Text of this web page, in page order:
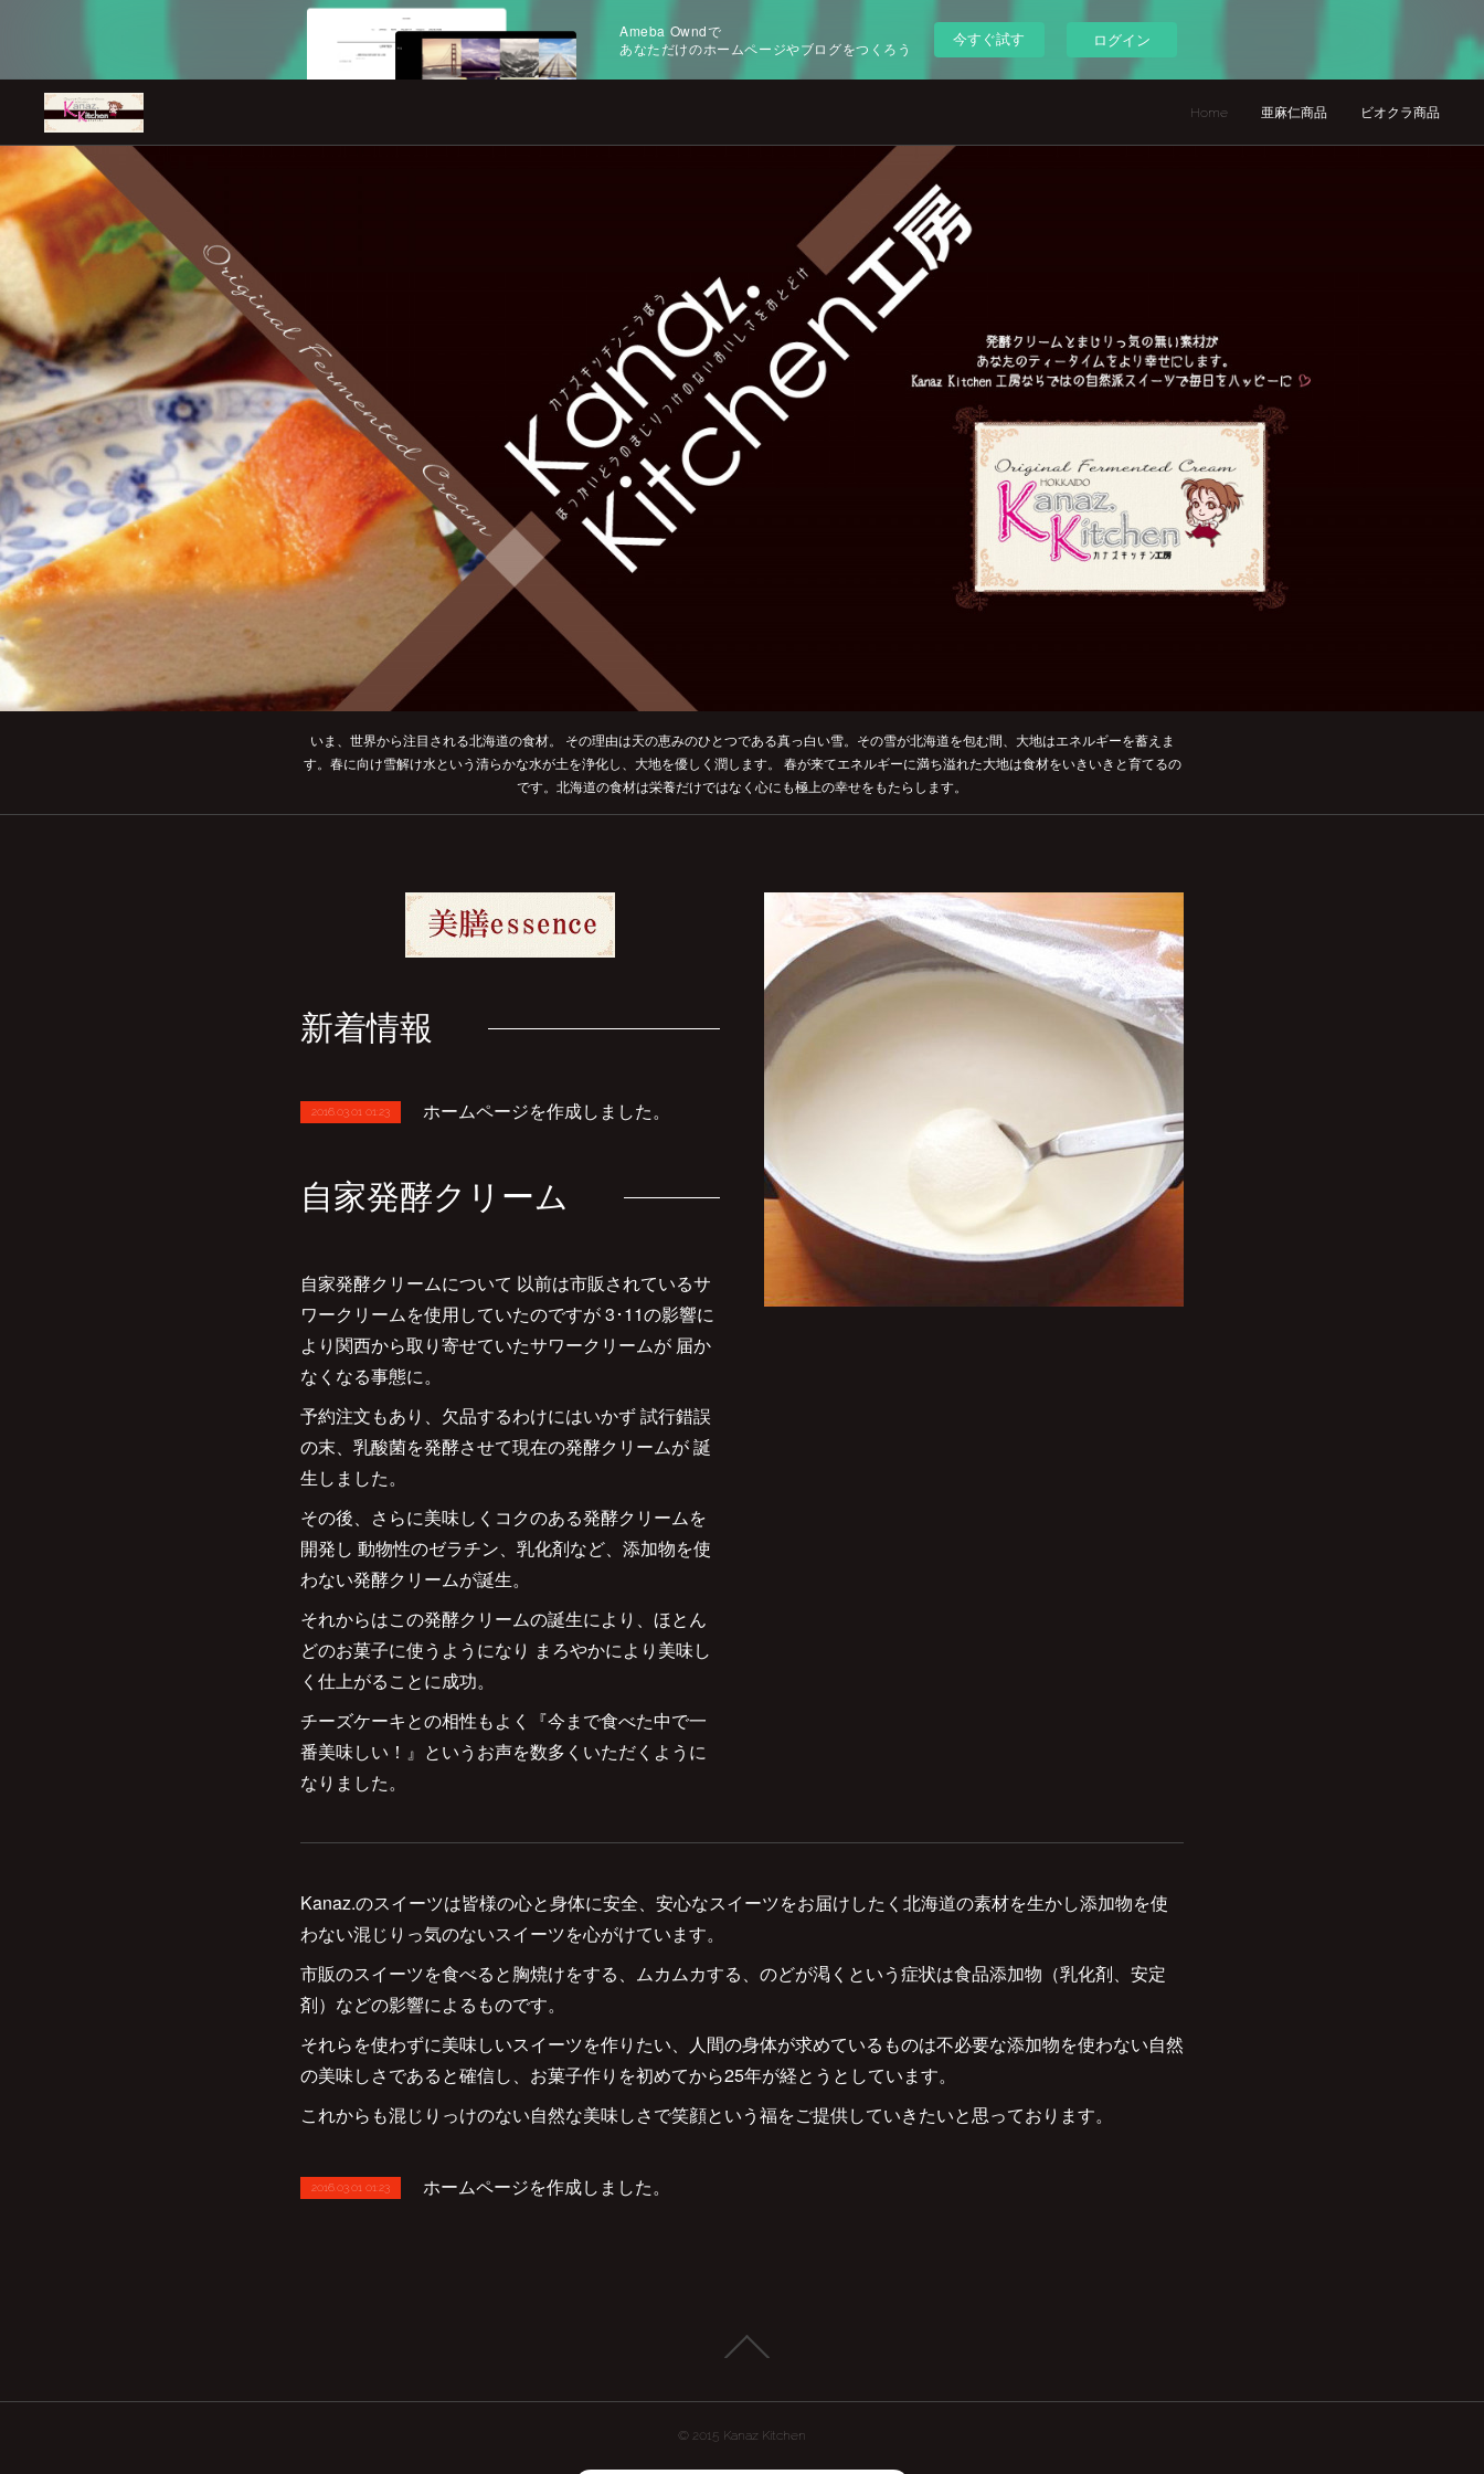
Ameba Owndで
あなただけのホームページやブログをつくろう
今すぐ試す ログイン
Home 亜麻仁商品 ビオクラ商品
いま、世界から注目される北海道の食材。 その理由は天の恵みのひとつである真っ白い雪。その雪が北海道を包む間、大地はエネルギーを蓄えま
す。春に向け雪解け水という清らかな水が土を浄化し、大地を優しく潤します。 春が来てエネルギーに満ち溢れた大地は食材をいきいきと育てるの
です。北海道の食材は栄養だけではなく心にも極上の幸せをもたらします。
新着情報
2016.03.01 01:23 ホームページを作成しました。
自家発酵クリーム
自家発酵クリームについて 以前は市販されているサ
ワークリームを使用していたのですが 3･11の影響に
より関西から取り寄せていたサワークリームが 届か
なくなる事態に。
予約注文もあり、欠品するわけにはいかず 試行錯誤
の末、乳酸菌を発酵させて現在の発酵クリームが 誕
生しました。
その後、さらに美味しくコクのある発酵クリームを
開発し 動物性のゼラチン、乳化剤など、添加物を使
わない発酵クリームが誕生。
それからはこの発酵クリームの誕生により、ほとん
どのお菓子に使うようになり まろやかにより美味し
く仕上がることに成功。
チーズケーキとの相性もよく『今まで食べた中で一
番美味しい！』というお声を数多くいただくように
なりました。
Kanaz.のスイーツは皆様の心と身体に安全、安心なスイーツをお届けしたく北海道の素材を生かし添加物を使
わない混じりっ気のないスイーツを心がけています。
市販のスイーツを食べると胸焼けをする、ムカムカする、のどが渇くという症状は食品添加物（乳化剤、安定
剤）などの影響によるものです。
それらを使わずに美味しいスイーツを作りたい、人間の身体が求めているものは不必要な添加物を使わない自然
の美味しさであると確信し、お菓子作りを初めてから25年が経とうとしています。
これからも混じりっけのない自然な美味しさで笑顔という福をご提供していきたいと思っております。
2016.03.01 01:23 ホームページを作成しました。
© 2015 Kanaz Kitchen